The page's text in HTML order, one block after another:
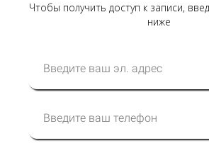
Чтобы получить доступ к записи,
ниже